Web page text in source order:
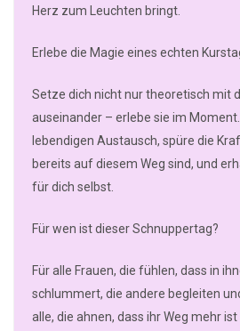
Herz zum Leuchten bringt.
Erlebe die Magie eines echten
Setze dich nicht nur theoretisch mit
auseinander – erlebe sie im
lebendigen Austausch, spüre die
bereits auf diesem Weg sind, und
für dich selbst.
Für wen ist dieser Schnuppertag?
Für alle Frauen, die fühlen, dass in
schlummert, die andere begleiten
alle, die ahnen, dass ihr Weg mehr